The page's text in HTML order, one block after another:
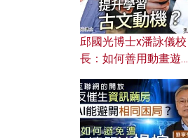
邱國光博士x潘詠儀校
長：如何善用動畫遊戲